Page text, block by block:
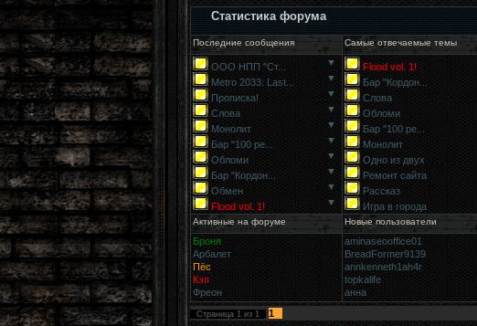
Статистика форума
Последние сообщения Самые отвечаемые темы
ООО НПП "Ст...
▼
Metro 2033: Last...
▼
Прописка!
▼
Слова
▼
Монолит
▼
Бар "100 ре...
▼
Обломи
▼
Бар "Кордон...
▼
Обмен
▼
Flood vol. 1!
▼
Flood vol. 1!
Бар "Кордон...
Слова
Обломи
Бар "100 ре...
Монолит
Одно из двух
Ремонт сайта
Рассказ
Игра в города
Активные на форуме Новые пользователи
Броня
Арбалет
Пёс
Кэп
Фреон
aminaseooffice01
BreadFormer9139
annkenneth1ah4r
topkalife
анна
Страница 1 из 1 1